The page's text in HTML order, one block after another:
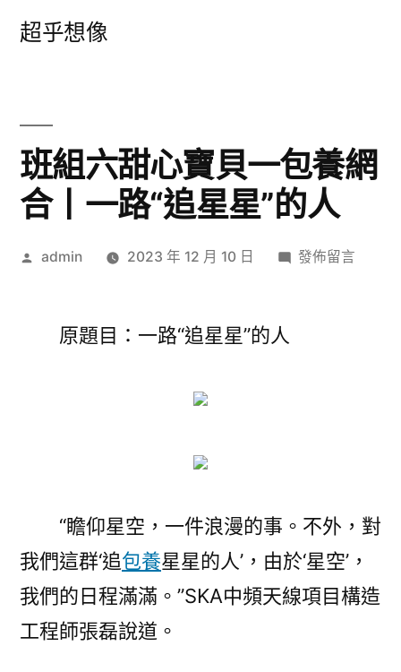
超乎想像
班組六甜心寶貝一包養網
合丨一路“追星星”的人
作
admin 2023 年 12 月 10 日
在
網
合
一
發佈留言
原題目：一路“追星星”的人
“瞻仰星空，一件浪漫的事。不外，對
我們這群‘追包養星星的人’，由於‘星空’，
我們的日程滿滿。”SKA中頻天線項目構造
工程師張磊說道。